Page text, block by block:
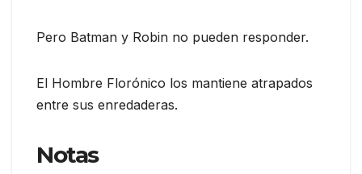
Pero Batman y Robin no pueden responder.
El Hombre Florónico los mantiene atrapados
entre sus enredaderas.
Notas